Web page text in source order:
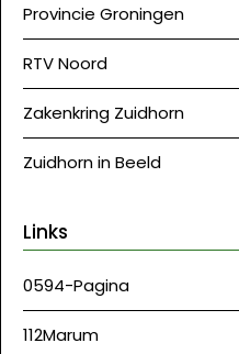
Provincie Groningen
RTV Noord
Zakenkring Zuidhorn
Zuidhorn in Beeld
Links
0594-Pagina
112Marum